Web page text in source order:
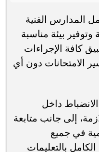
المدارس الفنية
وتوفير بيئة مناسبة
كافة الإجراءات
الامتحانات دون أي
داخل
إلى جانب متابعة
في جميع
بالتعليمات